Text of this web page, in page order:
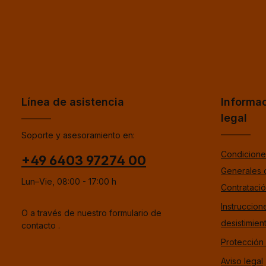
Línea de asistencia
Soporte y asesoramiento en:
+49 6403 97274 00
Lun–Vie, 08:00 - 17:00 h
O a través de nuestro formulario de
contacto .
legal
Generales
Protección
Aviso legal